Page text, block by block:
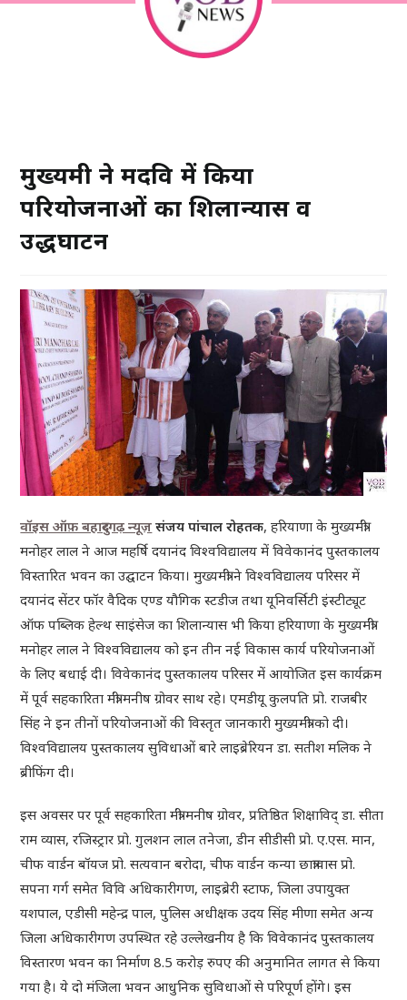
मुख्यमंत्री ने मदवि में किया
परियोजनाओं का शिलान्यास व
उद्धघाटन
वॉइस ऑफ़ बहादुरगढ़ न्यूज़ संजय पांचाल रोहतक, हरियाणा के मुख्यमंत्री
मनोहर लाल ने आज महर्षि दयानंद विश्वविद्यालय में विवेकानंद पुस्तकालय
विस्तारित भवन का उद्घाटन किया। मुख्यमंत्री ने विश्वविद्यालय परिसर में
दयानंद सेंटर फॉर वैदिक एण्ड यौगिक स्टडीज तथा यूनिवर्सिटी इंस्टीट्यूट
ऑफ पब्लिक हेल्थ साइंसेज का शिलान्यास भी किया हरियाणा के मुख्यमंत्री
मनोहर लाल ने विश्वविद्यालय को इन तीन नई विकास कार्य परियोजनाओं
के लिए बधाई दी। विवेकानंद पुस्तकालय परिसर में आयोजित इस कार्यक्रम
में पूर्व सहकारिता मंत्री मनीष ग्रोवर साथ रहे। एमडीयू कुलपति प्रो. राजबीर
सिंह ने इन तीनों परियोजनाओं की विस्तृत जानकारी मुख्यमंत्री को दी।
विश्वविद्यालय पुस्तकालय सुविधाओं बारे लाइब्रेरियन डा. सतीश मलिक ने
ब्रीफिंग दी।
इस अवसर पर पूर्व सहकारिता मंत्री मनीष ग्रोवर, प्रतिष्ठित शिक्षाविद् डा. सीता
राम व्यास, रजिस्ट्रार प्रो. गुलशन लाल तनेजा, डीन सीडीसी प्रो. ए.एस. मान,
चीफ वार्डन बॉयज प्रो. सत्यवान बरोदा, चीफ वार्डन कन्या छात्रावास प्रो.
सपना गर्ग समेत विवि अधिकारीगण, लाइब्रेरी स्टाफ, जिला उपायुक्त
यशपाल, एडीसी महेन्द्र पाल, पुलिस अधीक्षक उदय सिंह मीणा समेत अन्य
जिला अधिकारीगण उपस्थित रहे उल्लेखनीय है कि विवेकानंद पुस्तकालय
विस्तारण भवन का निर्माण 8.5 करोड़ रुपए की अनुमानित लागत से किया
गया है। ये दो मंजिला भवन आधुनिक सुविधाओं से परिपूर्ण होंगे। इस